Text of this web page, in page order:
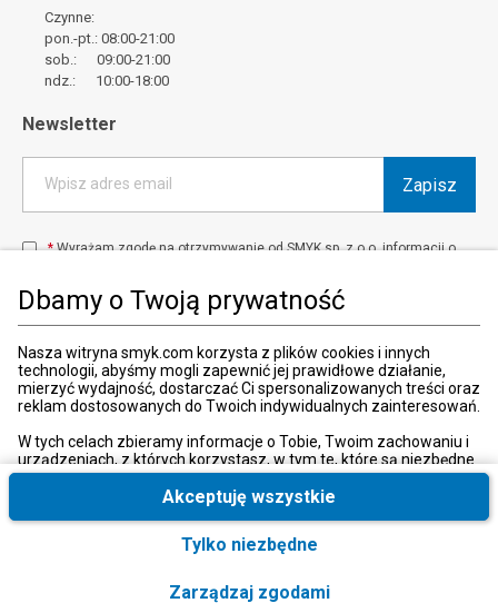
Dbamy o Twoją prywatność
Nasza witryna smyk.com korzysta z plików cookies i innych
technologii, abyśmy mogli zapewnić jej prawidłowe działanie,
mierzyć wydajność, dostarczać Ci spersonalizowanych treści oraz
reklam dostosowanych do Twoich indywidualnych zainteresowań.
W tych celach zbieramy informacje o Tobie, Twoim zachowaniu i
urządzeniach, z których korzystasz, w tym te, które są niezbędne
do prawidłowego funkcjonowania strony internetowej smyk.com.
Te niezbędne pliki cookies możesz wyłączyć zmieniając
wykorzystujemy dodatkowe pliki cookies oraz konwersje
rozszerzone w celu uzyskiwania dostępu, analizowania i
Zarządzaj zgodami
Tylko niezbędne
Akceptuję wszystkie
Czynne:
pon.-pt.: 08:00-21:00
sob.: 09:00-21:00
ndz.: 10:00-18:00
Newsletter
Wpisz adres email Zapisz
*Wyrażam zgodę na otrzymywanie od SMYK sp. z o.o. informacji o
elektronicznej (e-mail).
W każdej chwili możesz z łatwością cofnąć wyrażone zgody.
Kraj i język: Polska (Poland)
© 2026, SMYK sp. z o.o.